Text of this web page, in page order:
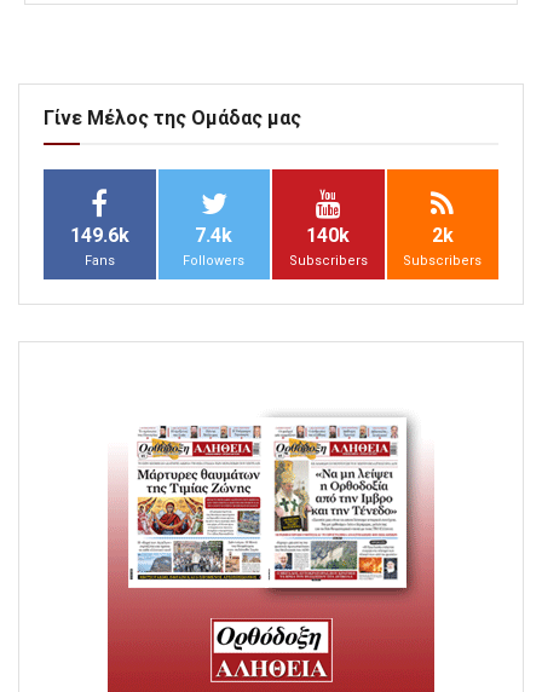
Γίνε Μέλος της Ομάδας μας
149.6k
Fans
7.4k
Followers
140k
Subscribers
2k
Subscribers